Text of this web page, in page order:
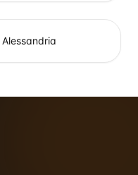
Alessandria